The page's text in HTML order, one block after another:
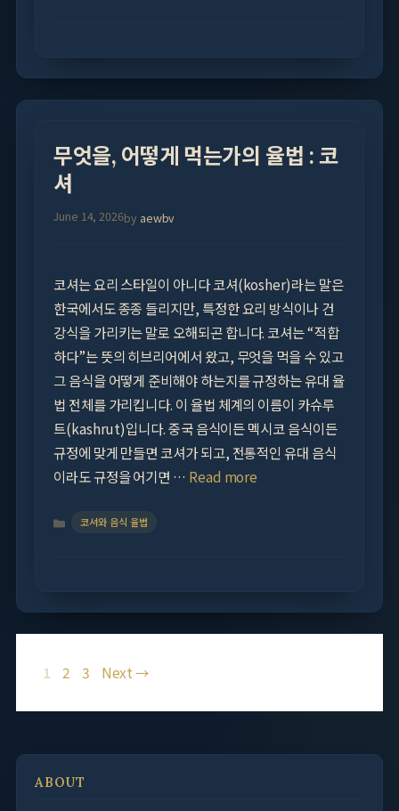
무엇을, 어떻게 먹는가의 율법 : 코
셔
June 14, 2026by aewbv
코셔는 요리 스타일이 아니다 코셔(kosher)라는 말은
한국에서도 종종 들리지만, 특정한 요리 방식이나 건
강식을 가리키는 말로 오해되곤 합니다. 코셔는 “적합
하다”는 뜻의 히브리어에서 왔고, 무엇을 먹을 수 있고
그 음식을 어떻게 준비해야 하는지를 규정하는 유대 율
법 전체를 가리킵니다. 이 율법 체계의 이름이 카슈루
트(kashrut)입니다. 중국 음식이든 멕시코 음식이든
규정에 맞게 만들면 코셔가 되고, 전통적인 유대 음식
이라도 규정을 어기면 … Read more
Categories코셔와 음식 율법
Page
1 Page
2 Page
3 Next→
ABOUT